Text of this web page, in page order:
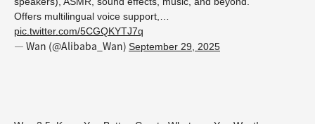
Offers multilingual voice support,…
pic.twitter.com/5CGQKYTJ7q
— Wan (@Alibaba_Wan) September 29, 2025